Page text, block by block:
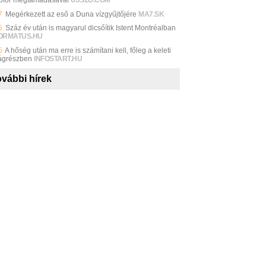
Megérkezett az eső a Duna vízgyűjtőjére MA7.SK
Száz év után is magyarul dicsőítik Istent Montréalban
A hőség után ma erre is számítani kell, főleg a keleti
INFOSTART.HU
hírek